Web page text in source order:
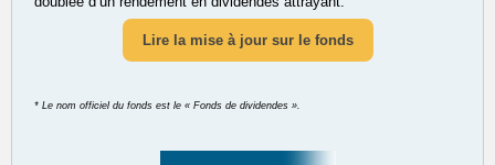
Lire la mise à jour sur le fonds
* Le nom officiel du fonds est le « Fonds de dividendes ».